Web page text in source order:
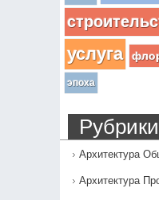
услуга
эпоха
Рубрики
Архитектура
Архитектура